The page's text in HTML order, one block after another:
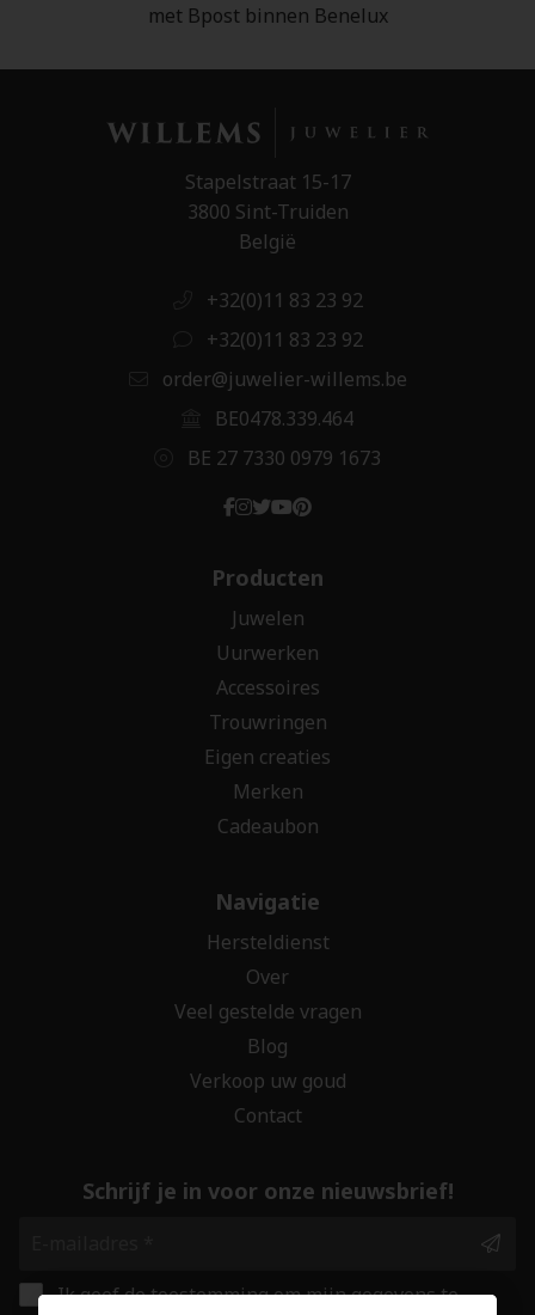
met Bpost binnen Benelux
Stapelstraat 15-17
3800 Sint-Truiden
België
+32(0)11 83 23 92
+32(0)11 83 23 92
order@juwelier-willems.be
BE0478.339.464
BE 27 7330 0979 1673
Producten
Juwelen
Uurwerken
Accessoires
Trouwringen
Eigen creaties
Merken
Cadeaubon
Navigatie
Hersteldienst
Over
Veel gestelde vragen
Blog
Verkoop uw goud
Contact
Schrijf je in voor onze nieuwsbrief!
Ik geef de toestemming om mijn gegevens te